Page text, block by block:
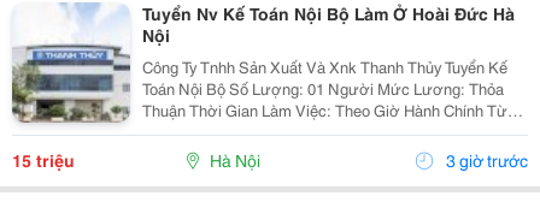
Tuyển Nv Kế Toán Nội Bộ Làm Ở Hoài Đức Hà
Nội
Công Ty Tnhh Sản Xuất Và Xnk Thanh Thủy Tuyển Kế
Toán Nội Bộ Số Lượng: 01 Người Mức Lương: Thỏa
Thuận Thời Gian Làm Việc: Theo Giờ Hành Chính Từ
Thứ 2 Đến Thứ 7. Nội Dung Công Việc: - Làm Hợp Đồng
Mua Bán, Tính Lương Nhân Viên, Hợp...
15 triệu Hà Nội 3 giờ trước